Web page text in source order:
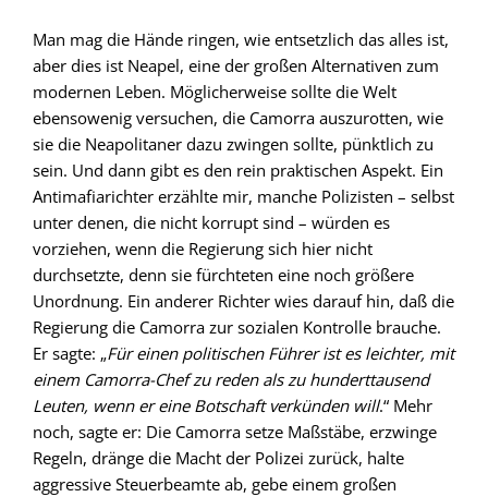
Man mag die Hände ringen, wie entsetzlich das alles ist,
aber dies ist Neapel, eine der großen Alternativen zum
modernen Leben. Möglicherweise sollte die Welt
ebensowenig versuchen, die Camorra auszurotten, wie
sie die Neapolitaner dazu zwingen sollte, pünktlich zu
sein. Und dann gibt es den rein praktischen Aspekt. Ein
Antimafiarichter erzählte mir, manche Polizisten – selbst
unter denen, die nicht korrupt sind – würden es
vorziehen, wenn die Regierung sich hier nicht
durchsetzte, denn sie fürchteten eine noch größere
Unordnung. Ein anderer Richter wies darauf hin, daß die
Regierung die Camorra zur sozialen Kontrolle brauche.
Er sagte: „Für einen politischen Führer ist es leichter, mit
einem Camorra-Chef zu reden als zu hunderttausend
Leuten, wenn er eine Botschaft verkünden will.“ Mehr
noch, sagte er: Die Camorra setze Maßstäbe, erzwinge
Regeln, dränge die Macht der Polizei zurück, halte
aggressive Steuerbeamte ab, gebe einem großen